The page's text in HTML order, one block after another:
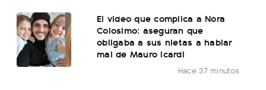
El video que complica a Nora
Colosimo: aseguran que
obligaba a sus nietas a hablar
mal de Mauro Icardi
Hace 37 minutos